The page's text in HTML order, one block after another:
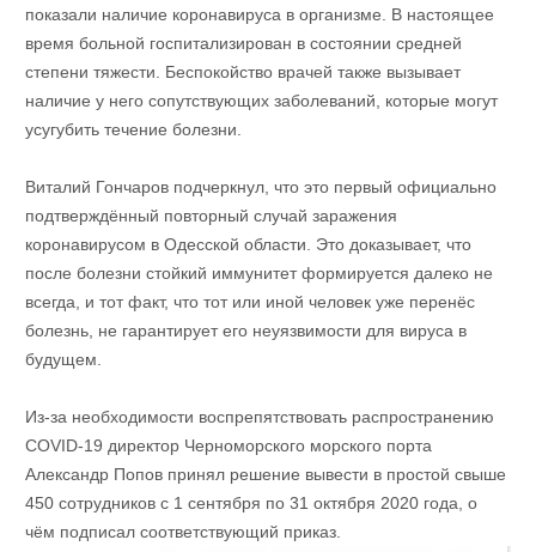
показали наличие коронавируса в организме. В настоящее
время больной госпитализирован в состоянии средней
степени тяжести. Беспокойство врачей также вызывает
наличие у него сопутствующих заболеваний, которые могут
усугубить течение болезни.
Виталий Гончаров подчеркнул, что это первый официально
подтверждённый повторный случай заражения
коронавирусом в Одесской области. Это доказывает, что
после болезни стойкий иммунитет формируется далеко не
всегда, и тот факт, что тот или иной человек уже перенёс
болезнь, не гарантирует его неуязвимости для вируса в
будущем.
Из-за необходимости воспрепятствовать распространению
COVID-19 директор Черноморского морского порта
Александр Попов принял решение вывести в простой свыше
450 сотрудников с 1 сентября по 31 октября 2020 года, о
чём подписал соответствующий приказ.